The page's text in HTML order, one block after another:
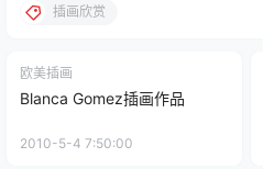
插画欣赏
欧美插画
Blanca Gomez插画作品
2010-5-4 7:50:00